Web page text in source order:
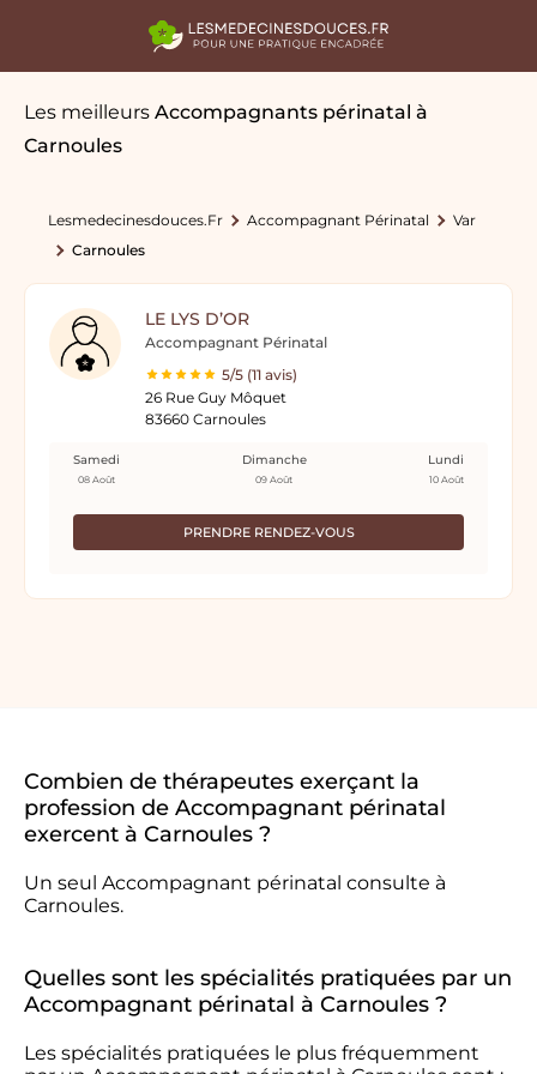
Les meilleurs Accompagnants périnatal à
Carnoules
Lesmedecinesdouces.fr Accompagnant Périnatal
Var
Carnoules
LE LYS D’OR
Accompagnant Périnatal
5/5 (11 avis)
26 Rue Guy Môquet
83660 Carnoules
PRENDRE RENDEZ-VOUS
Samedi
08 Août
Dimanche
09 Août
Lundi
10 Août
Combien de thérapeutes exerçant la
profession de Accompagnant périnatal
exercent à Carnoules ?
Un seul Accompagnant périnatal consulte à
Carnoules.
Quelles sont les spécialités pratiquées par un
Accompagnant périnatal à Carnoules ?
Les spécialités pratiquées le plus fréquemment